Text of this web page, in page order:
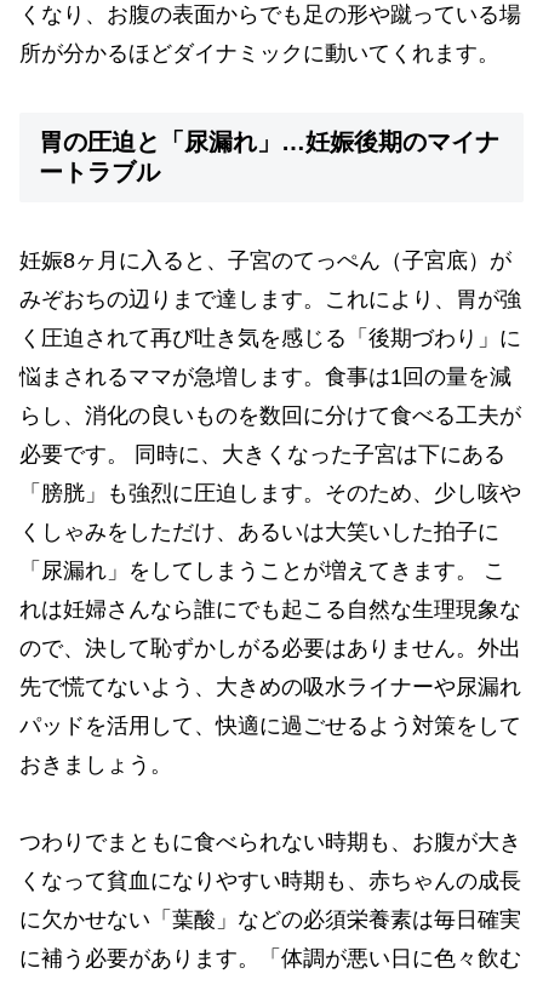
くなり、お腹の表面からでも足の形や蹴っている場
所が分かるほどダイナミックに動いてくれます。
胃の圧迫と「尿漏れ」…妊娠後期のマイナ
ートラブル
妊娠8ヶ月に入ると、子宮のてっぺん（子宮底）が
みぞおちの辺りまで達します。これにより、胃が強
く圧迫されて再び吐き気を感じる「後期づわり」に
悩まされるママが急増します。食事は1回の量を減
らし、消化の良いものを数回に分けて食べる工夫が
必要です。 同時に、大きくなった子宮は下にある
「膀胱」も強烈に圧迫します。そのため、少し咳や
くしゃみをしただけ、あるいは大笑いした拍子に
「尿漏れ」をしてしまうことが増えてきます。 こ
れは妊婦さんなら誰にでも起こる自然な生理現象な
ので、決して恥ずかしがる必要はありません。外出
先で慌てないよう、大きめの吸水ライナーや尿漏れ
パッドを活用して、快適に過ごせるよう対策をして
おきましょう。
つわりでまともに食べられない時期も、お腹が大き
くなって貧血になりやすい時期も、赤ちゃんの成長
に欠かせない「葉酸」などの必須栄養素は毎日確実
に補う必要があります。「体調が悪い日に色々飲む